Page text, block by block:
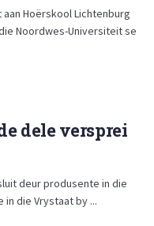
Hoërskool Lichtenburg
Noordwes-Universiteit se
dele versprei
deur produsente in die
die Vrystaat by ...